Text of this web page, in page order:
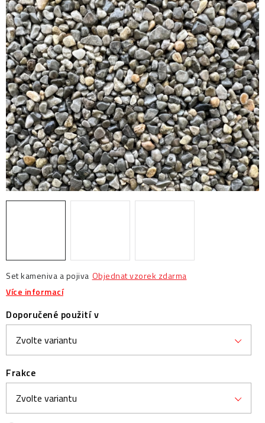
Prodejny Návody Blog Inspirace Kontakty
Set kameniva a pojiva Objednat vzorek zdarma
Více informací
Doporučené použití v
Frakce